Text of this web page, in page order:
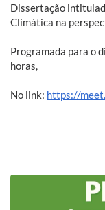
Dissertação
Climática na
Programada para o
horas,
No link: https://